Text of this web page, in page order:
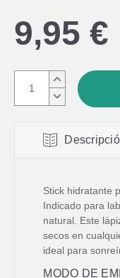
9,95 €
AUMENTAR
CANTIDAD:
DISMINUIR
CANTIDAD:
Stick hidratante
Indicado para
natural. Este
secos en
ideal para
MODO DE